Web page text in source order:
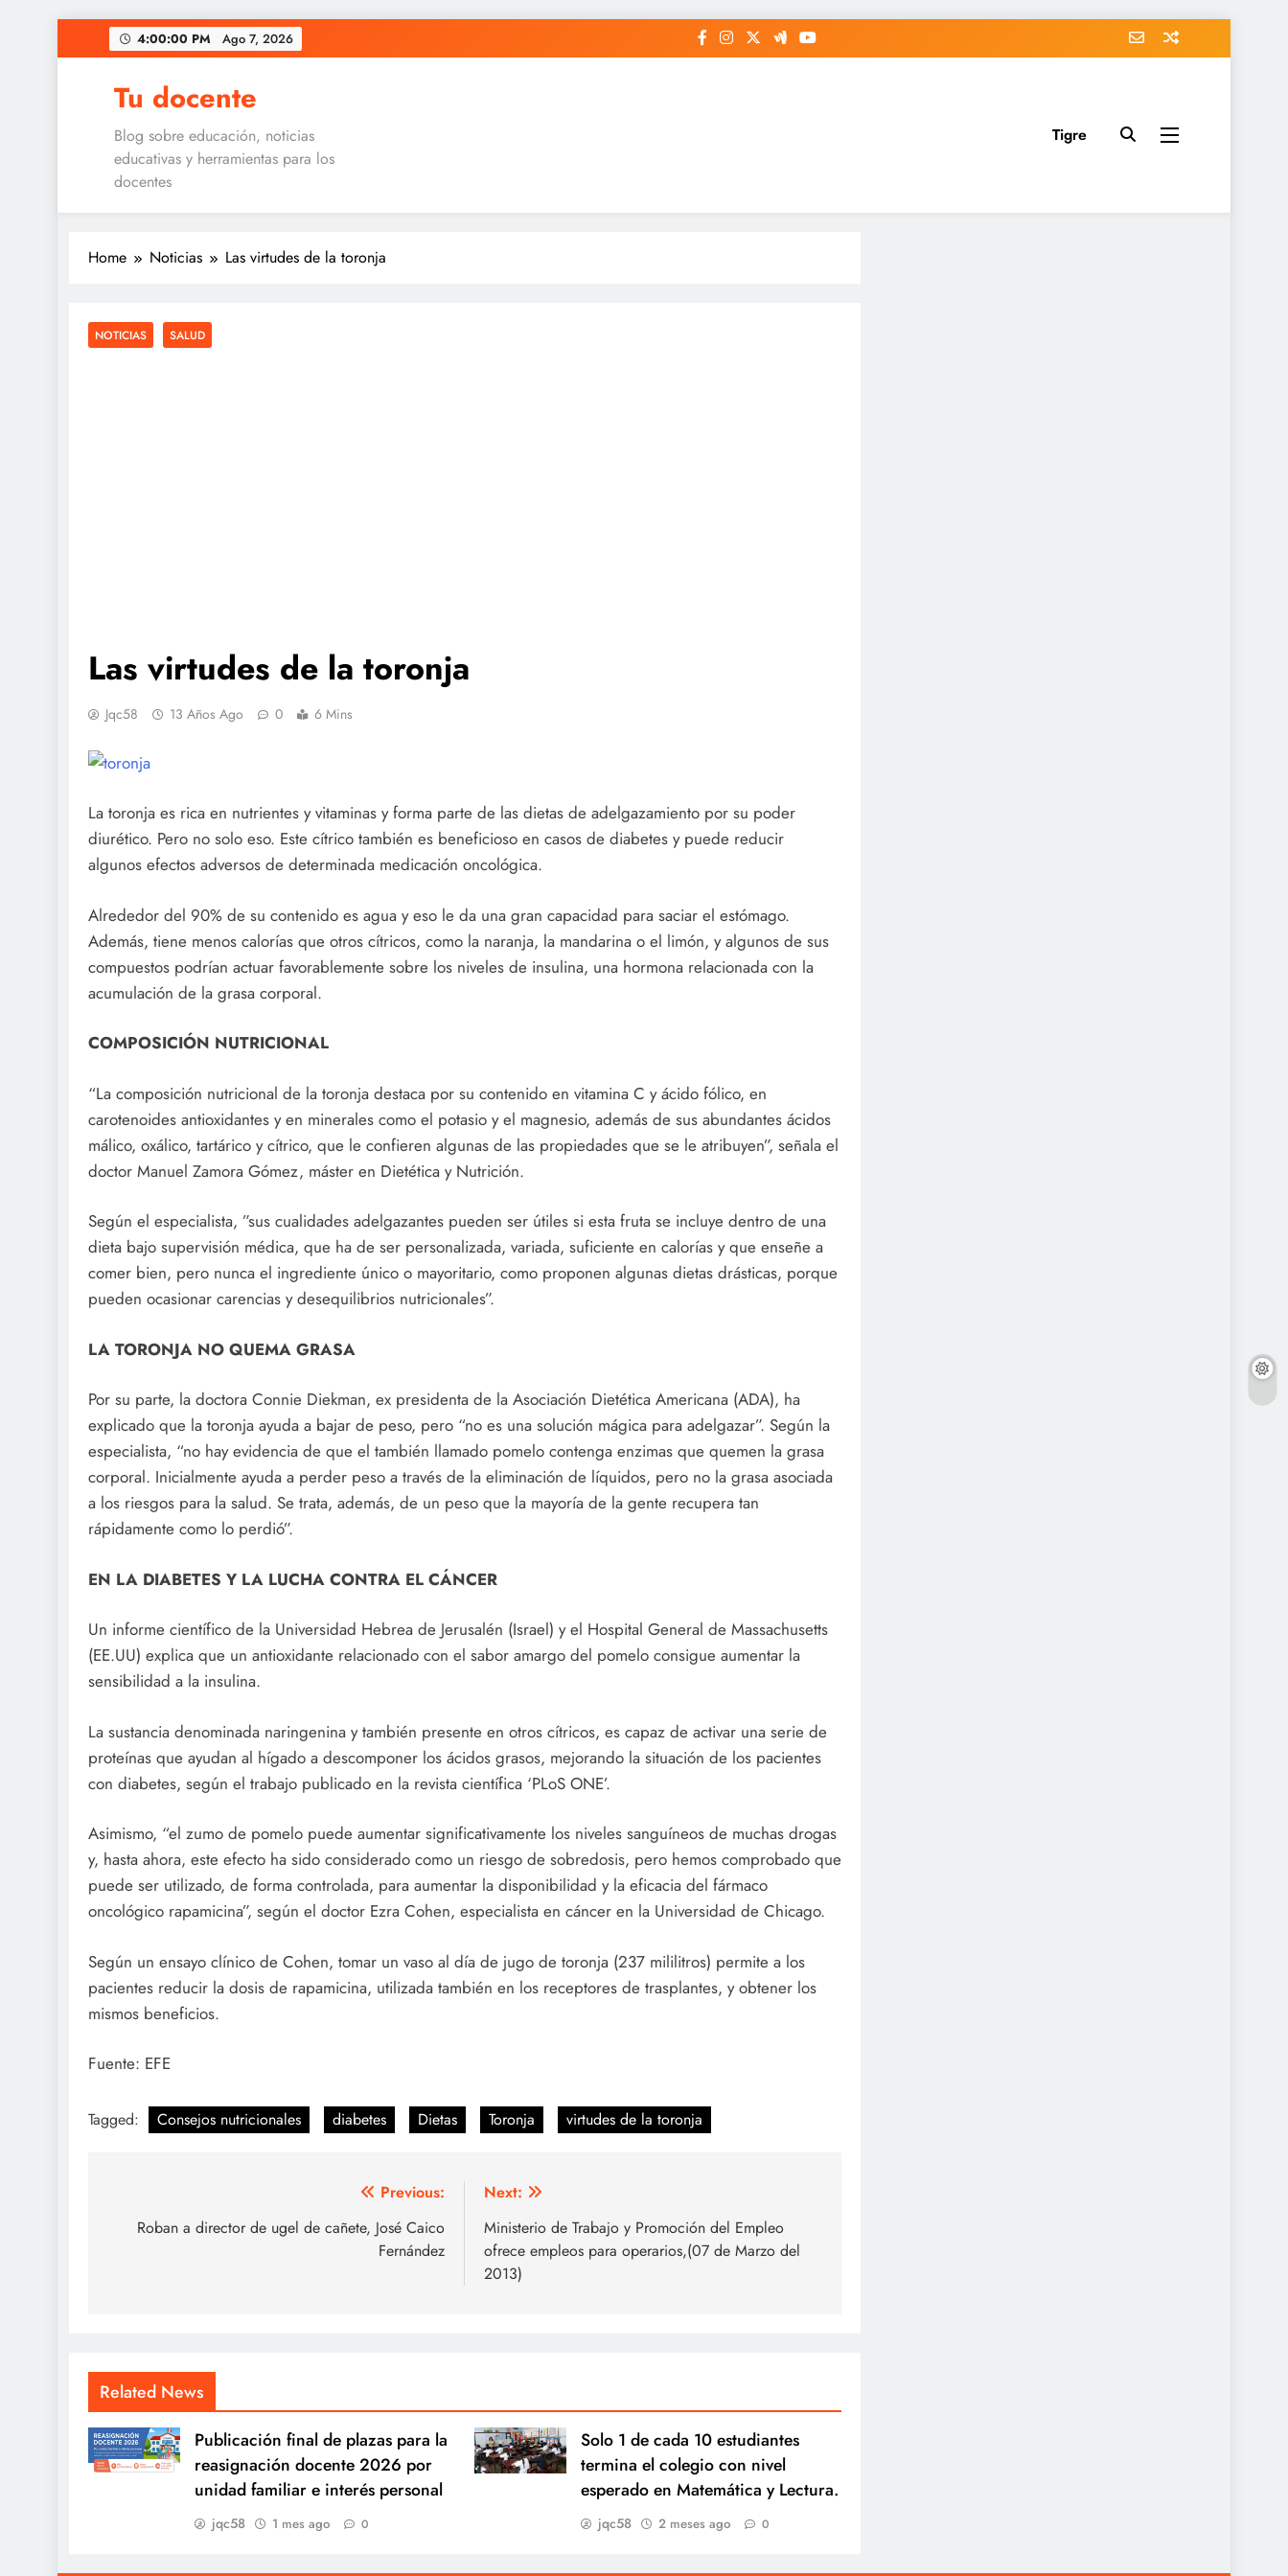
to
4:00:01 PM Ago 7, 2026
Tu docente
Blog sobre educación, noticias
educativas y herramientas para los
docentes
Tigre
Home Noticias Las virtudes de la toronja
NOTICIAS SALUD
Las virtudes de la toronja
Jqc58 13 Años Ago 0 6 Mins
La toronja es rica en nutrientes y vitaminas y forma parte de las dietas de adelgazamiento por su poder
diurético. Pero no solo eso. Este cítrico también es beneficioso en casos de diabetes y puede reducir
algunos efectos adversos de determinada medicación oncológica.
Alrededor del 90% de su contenido es agua y eso le da una gran capacidad para saciar el estómago.
Además, tiene menos calorías que otros cítricos, como la naranja, la mandarina o el limón, y algunos de sus
compuestos podrían actuar favorablemente sobre los niveles de insulina, una hormona relacionada con la
acumulación de la grasa corporal.
COMPOSICIÓN NUTRICIONAL
“La composición nutricional de la toronja destaca por su contenido en vitamina C y ácido fólico, en
carotenoides antioxidantes y en minerales como el potasio y el magnesio, además de sus abundantes ácidos
málico, oxálico, tartárico y cítrico, que le confieren algunas de las propiedades que se le atribuyen”, señala el
doctor Manuel Zamora Gómez, máster en Dietética y Nutrición.
Según el especialista, ”sus cualidades adelgazantes pueden ser útiles si esta fruta se incluye dentro de una
dieta bajo supervisión médica, que ha de ser personalizada, variada, suficiente en calorías y que enseñe a
comer bien, pero nunca el ingrediente único o mayoritario, como proponen algunas dietas drásticas, porque
pueden ocasionar carencias y desequilibrios nutricionales”.
LA TORONJA NO QUEMA GRASA
Por su parte, la doctora Connie Diekman, ex presidenta de la Asociación Dietética Americana (ADA), ha
explicado que la toronja ayuda a bajar de peso, pero “no es una solución mágica para adelgazar”. Según la
especialista, “no hay evidencia de que el también llamado pomelo contenga enzimas que quemen la grasa
corporal. Inicialmente ayuda a perder peso a través de la eliminación de líquidos, pero no la grasa asociada
a los riesgos para la salud. Se trata, además, de un peso que la mayoría de la gente recupera tan
rápidamente como lo perdió”.
EN LA DIABETES Y LA LUCHA CONTRA EL CÁNCER
Un informe científico de la Universidad Hebrea de Jerusalén (Israel) y el Hospital General de Massachusetts
(EE.UU) explica que un antioxidante relacionado con el sabor amargo del pomelo consigue aumentar la
sensibilidad a la insulina.
La sustancia denominada naringenina y también presente en otros cítricos, es capaz de activar una serie de
proteínas que ayudan al hígado a descomponer los ácidos grasos, mejorando la situación de los pacientes
con diabetes, según el trabajo publicado en la revista científica ‘PLoS ONE’.
Asimismo, “el zumo de pomelo puede aumentar significativamente los niveles sanguíneos de muchas drogas
y, hasta ahora, este efecto ha sido considerado como un riesgo de sobredosis, pero hemos comprobado que
puede ser utilizado, de forma controlada, para aumentar la disponibilidad y la eficacia del fármaco
oncológico rapamicina”, según el doctor Ezra Cohen, especialista en cáncer en la Universidad de Chicago.
Según un ensayo clínico de Cohen, tomar un vaso al día de jugo de toronja (237 mililitros) permite a los
pacientes reducir la dosis de rapamicina, utilizada también en los receptores de trasplantes, y obtener los
mismos beneficios.
Fuente: EFE
Tagged: Consejos nutricionales diabetes Dietas Toronja virtudes de la toronja
Previous:
Roban a director de ugel de cañete, José Caico
Fernández
Next:
Ministerio de Trabajo y Promoción del Empleo
ofrece empleos para operarios,(07 de Marzo del
2013)
Related News
Publicación final de plazas para la
reasignación docente 2026 por
unidad familiar e interés personal
jqc58 1 mes ago 0
Solo 1 de cada 10 estudiantes
termina el colegio con nivel
esperado en Matemática y Lectura.
jqc58 2 meses ago 0